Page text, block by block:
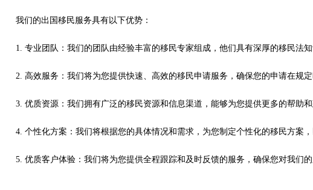
我们的出国移民服务具有以下优势：
1. 专业团队：我们的团队由经验丰富的移民专家组成，他们具有深厚的移民法知
2. 高效服务：我们将为您提供快速、高效的移民申请服务，确保您的申请在规定
3. 优质资源：我们拥有广泛的移民资源和信息渠道，能够为您提供更多的帮助和
4. 个性化方案：我们将根据您的具体情况和需求，为您制定个性化的移民方案
5. 优质客户体验：我们将为您提供全程跟踪和及时反馈的服务，确保您对我们的